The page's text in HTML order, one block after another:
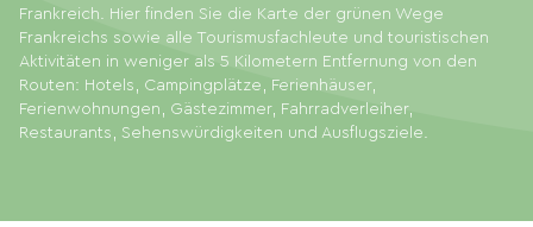
Frankreich. Hier finden Sie die Karte der grünen Wege
Frankreichs sowie alle Tourismusfachleute und touristischen
Aktivitäten in weniger als 5 Kilometern Entfernung von den
Routen: Hotels, Campingplätze, Ferienhäuser,
Ferienwohnungen, Gästezimmer, Fahrradverleiher,
Restaurants, Sehenswürdigkeiten und Ausflugsziele.